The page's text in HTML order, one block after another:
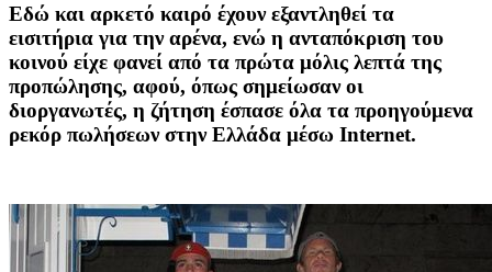
Εδώ και αρκετό καιρό έχουν εξαντληθεί τα
εισιτήρια για την αρένα, ενώ η ανταπόκριση του
κοινού είχε φανεί από τα πρώτα μόλις λεπτά της
προπώλησης, αφού, όπως σημείωσαν οι
διοργανωτές, η ζήτηση έσπασε όλα τα προηγούμενα
ρεκόρ πωλήσεων στην Ελλάδα μέσω Internet.